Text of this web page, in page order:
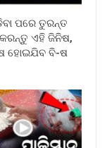
ପରେ ତୁରନ୍ତ
ଏହି ଜିନିଷ,
ହୋଇଯିବ ବି-ଷ